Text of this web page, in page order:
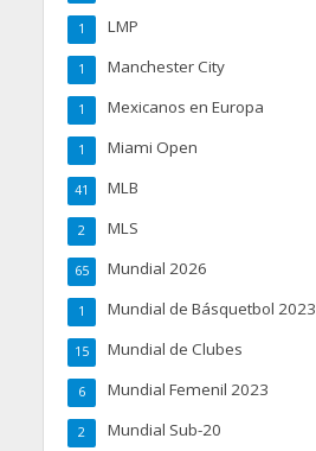
LMP
1
Manchester City
1
Mexicanos en Europa
1
Miami Open
1
MLB
41
MLS
2
Mundial 2026
65
Mundial de Básquetbol 2023
1
Mundial de Clubes
15
Mundial Femenil 2023
6
Mundial Sub-20
2